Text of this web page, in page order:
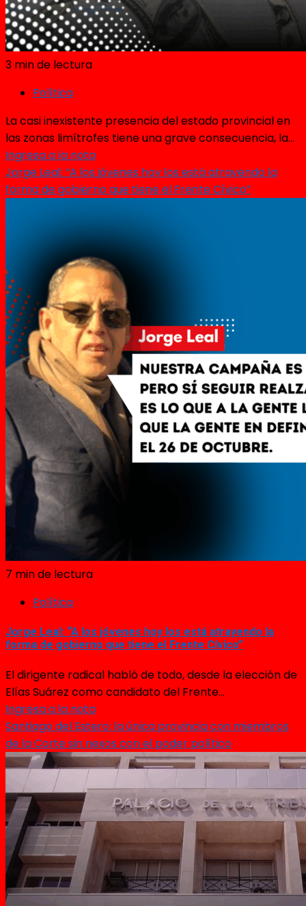
3 min de lectura
Política
La casi inexistente presencia del estado provincial en
las zonas limítrofes tiene una grave consecuencia, la...
Ingresa a la nota
Jorge Leal: “A los jóvenes hoy los está atrayendo la
forma de gobierno que tiene el Frente Cívico”
7 min de lectura
Política
Jorge Leal: “A los jóvenes hoy los está atrayendo la
forma de gobierno que tiene el Frente Cívico”
El dirigente radical habló de todo, desde la elección de
Elías Suárez como candidato del Frente...
Ingresa a la nota
Santiago del Estero: la única provincia con miembros
de la Corte sin nexos con el poder político